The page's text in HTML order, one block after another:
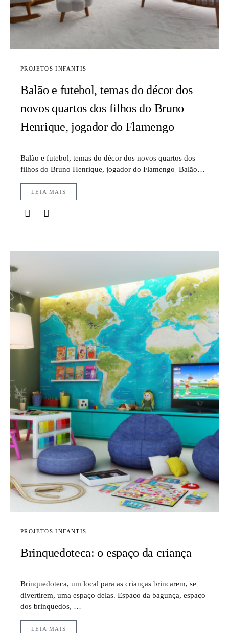
PROJETOS INFANTIS
Balão e futebol, temas do décor dos
novos quartos dos filhos do Bruno
Henrique, jogador do Flamengo
Balão e futebol, temas do décor dos novos quartos dos
filhos do Bruno Henrique, jogador do Flamengo Balão…
LEIA MAIS
PROJETOS INFANTIS
Brinquedoteca: o espaço da criança
Brinquedoteca, um local para as crianças brincarem, se
divertirem, uma espaço delas. Espaço da bagunça, espaço
dos brinquedos, …
LEIA MAIS